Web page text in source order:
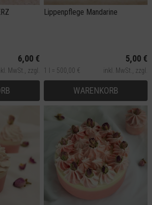
6,00 €
MwSt., zzgl.
Versand
Lippenpflege Mandarine
5,00 €
1 l = 500,00 € inkl. MwSt., zzgl.
Versand
WARENKORB